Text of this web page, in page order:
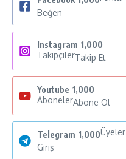
Beğen
Instagram 1,000
TakipçilerTakip Et
Youtube 1,000
AbonelerAbone Ol
Telegram 1,000Üyeler
Giriş